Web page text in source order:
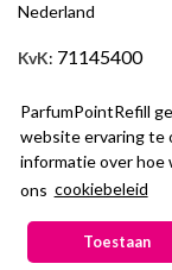
ParfumPointRefill
website ervaring te
informatie over hoe
ons cookiebeleid
Toestaan
Nederland
KvK: 71145400
© 2026
VHBP